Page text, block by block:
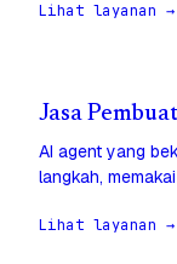
Lihat layanan →
Jasa
AI agent yang
langkah,
Lihat layanan →